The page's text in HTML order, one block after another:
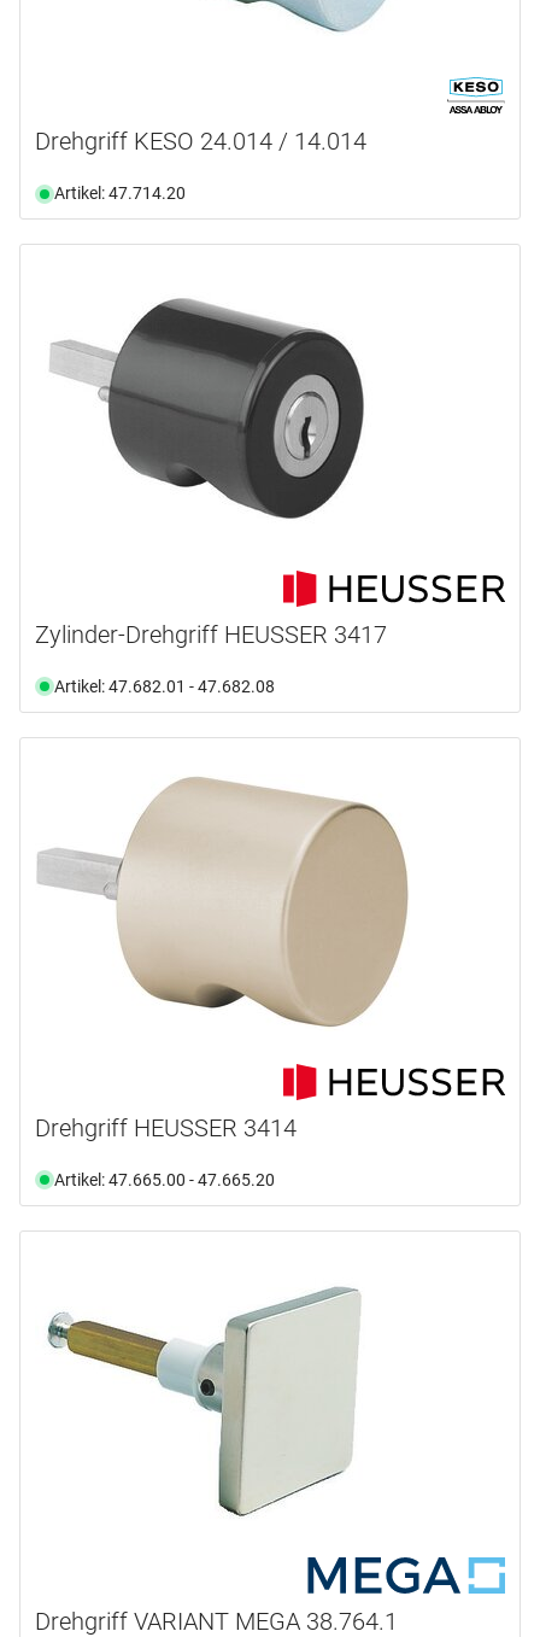
Drehgriff KESO 24.014 / 14.014
Artikel: 47.714.20
Zylinder-Drehgriff HEUSSER 3417
Artikel: 47.682.01 - 47.682.08
Drehgriff HEUSSER 3414
Artikel: 47.665.00 - 47.665.20
Drehgriff VARIANT MEGA 38.764.1